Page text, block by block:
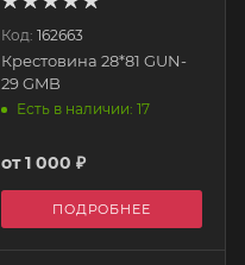
Код: 162663
Крестовина 28*81 GUN-
29 GMB
Есть в наличии: 17
от1 000 ₽
ПОДРОБНЕЕ